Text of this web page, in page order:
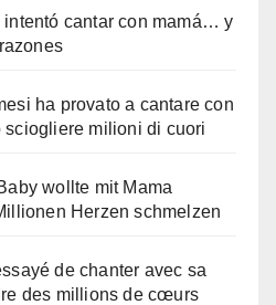
intentó cantar con mamá… y
ha provato a cantare con
milioni di cuori
wollte mit Mama
Herzen schmelzen
de chanter avec sa
des millions de cœurs